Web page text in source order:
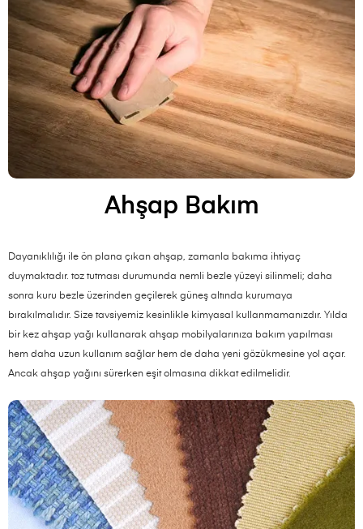
Ahşap Bakım
Dayanıklılığı ile ön plana çıkan ahşap, zamanla bakıma ihtiyaç
duymaktadır. toz tutması durumunda nemli bezle yüzeyi silinmeli; daha
sonra kuru bezle üzerinden geçilerek güneş altında kurumaya
bırakılmalıdır. Size tavsiyemiz kesinlikle kimyasal kullanmamanızdır. Yılda
bir kez ahşap yağı kullanarak ahşap mobilyalarınıza bakım yapılması
hem daha uzun kullanım sağlar hem de daha yeni gözükmesine yol açar.
Ancak ahşap yağını sürerken eşit olmasına dikkat edilmelidir.